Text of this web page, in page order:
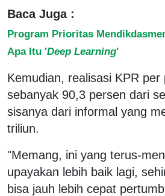
Baca Juga :
Program Prioritas
Apa Itu 'Deep Learning'
Kemudian, realisasi KPR per
sebanyak 90,3 persen dari
sisanya dari informal yang
triliun.
"Memang, ini yang terus-
upayakan lebih baik lagi,
bisa jauh lebih cepat